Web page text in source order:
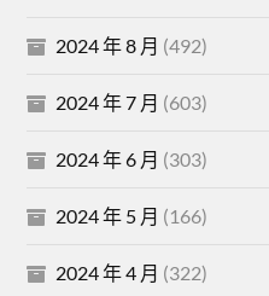
2024 年 8 月 (492)
2024 年 7 月 (603)
2024 年 6 月 (303)
2024 年 5 月 (166)
2024 年 4 月 (322)